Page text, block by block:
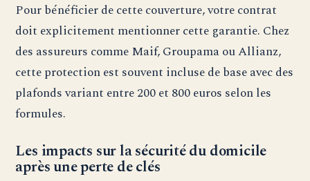
Pour bénéficier de cette couverture, votre contrat
doit explicitement mentionner cette garantie. Chez
des assureurs comme Maif, Groupama ou Allianz,
cette protection est souvent incluse de base avec des
plafonds variant entre 200 et 800 euros selon les
formules.
Les impacts sur la sécurité du domicile
après une perte de clés